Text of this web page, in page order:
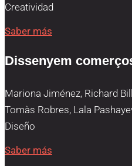
Creatividad
Saber más
Dissenyem
Mariona Jiménez, Richard
Tomàs Robres, Lala
Diseño
Saber más